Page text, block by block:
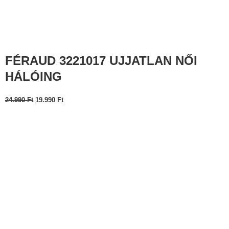
FÉRAUD 3221017 UJJATLAN NŐI
HÁLÓING
24.990Ft 19.990 Ft